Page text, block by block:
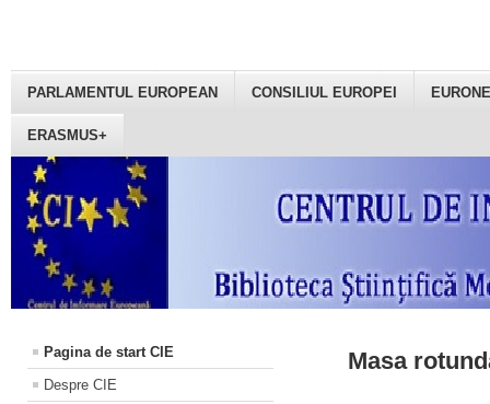
PARLAMENTUL EUROPEAN CONSILIUL EUROPEI
ERASMUS+
Pagina de start CIE
Despre CIE
Masa